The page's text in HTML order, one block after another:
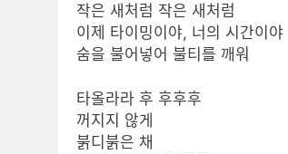
작은 새처럼 작은 새처럼
이제 타이밍이야, 너의 시간이야
숨을 불어넣어 불티를 깨워
타올라라 후 후후후
꺼지지 않게
붉디붉은 채